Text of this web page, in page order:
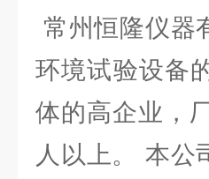
常州恒隆仪器
环境试验设备
体的高企业，
人以上。 本公